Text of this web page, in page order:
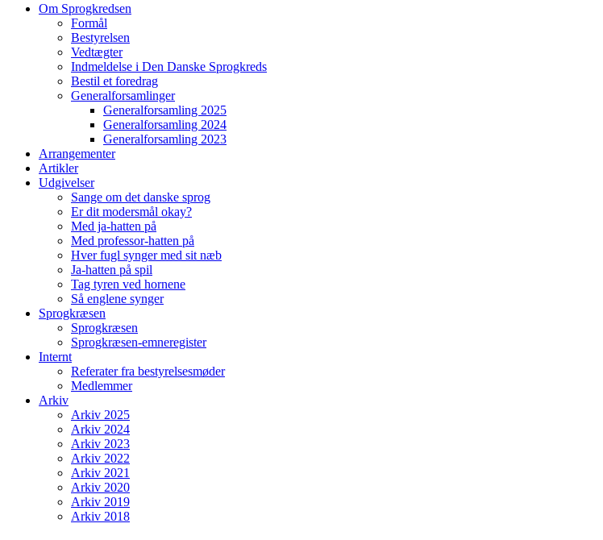
Om Sprogkredsen
Formål
Bestyrelsen
Vedtægter
Indmeldelse i Den Danske Sprogkreds
Bestil et foredrag
Generalforsamlinger
Generalforsamling 2025
Generalforsamling 2024
Generalforsamling 2023
Arrangementer
Artikler
Udgivelser
Sange om det danske sprog
Er dit modersmål okay?
Med ja-hatten på
Med professor-hatten på
Hver fugl synger med sit næb
Ja-hatten på spil
Tag tyren ved hornene
Så englene synger
Sprogkræsen
Sprogkræsen
Sprogkræsen-emneregister
Internt
Referater fra bestyrelsesmøder
Medlemmer
Arkiv
Arkiv 2025
Arkiv 2024
Arkiv 2023
Arkiv 2022
Arkiv 2021
Arkiv 2020
Arkiv 2019
Arkiv 2018